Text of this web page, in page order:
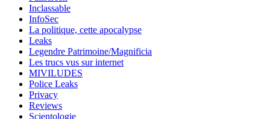
Inclassable
InfoSec
La politique, cette apocalypse
Leaks
Legendre Patrimoine/Magnificia
Les trucs vus sur internet
MIVILUDES
Police Leaks
Privacy
Reviews
Scientologie